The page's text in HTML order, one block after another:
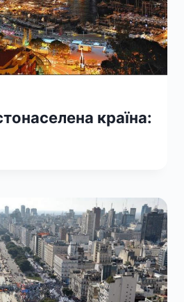
країна: